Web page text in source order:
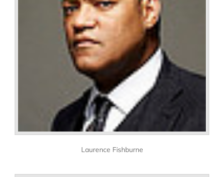
Laurence Fishburne